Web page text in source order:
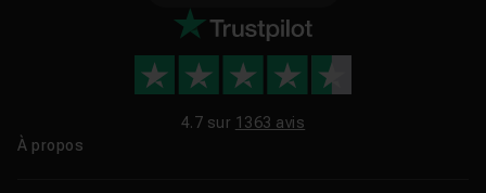
4.7 sur 1363 avis
À propos